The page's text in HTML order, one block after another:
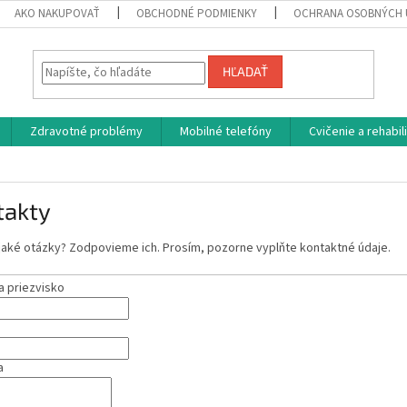
AKO NAKUPOVAŤ OBCHODNÉ PODMIENKY OCHRANA OSOBNÝCH
HĽADAŤ
Zdravotné problémy Mobilné telefóny Cvičenie a
otázky? Zodpovieme ich. Prosím, pozorne vyplňte kontaktné údaje.
priezvisko